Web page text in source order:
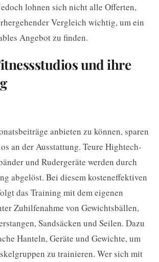
lohnen sich nicht alle Offerten,
Vergleich wichtig, um ein
Angebot zu finden.
und ihre
anbieten zu können, sparen
an der Ausstattung. Teure Hightech-
und Rudergeräte werden durch
abgelöst. Bei diesem kosteneffektiven
das Training mit dem eigenen
Zuhilfenahme von Gewichtsbällen,
Sandsäcken und Seilen. Dazu
Hanteln, Geräte und Gewichte, um
zu trainieren. Wer sich mit